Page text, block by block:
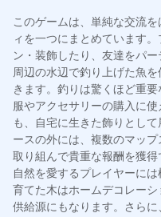
このゲームは、単純な交流
ィを一つにまとめています
ン・装飾したり、友達をパ
周辺の水辺で釣り上げた魚
きます。釣りは驚くほど重
服やアクセサリーの購入に
も、自宅に生きた飾りとし
ースの外には、複数のマッ
取り組んで貴重な報酬を獲得
自然を愛するプレイヤーに
育てた木はホームデコレー
供給源にもなります。さら